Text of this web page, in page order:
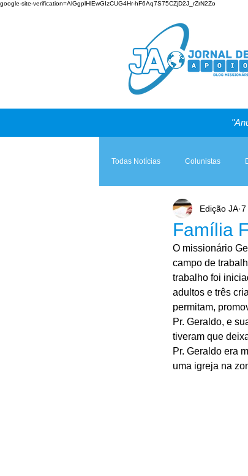
google-site-verification=AlGgplHlEwGIzCUG4Hr-hF6Aq7S75CZjD2J_rZrN2Zo
Todas Notícias Colunistas
Teologia & Prática A
Família
Edição JA 7
O missionário
campo de
trabalho foi
adultos e três
permitam,
Pr. Geraldo, e
tiveram que
Pr. Geraldo era
uma igreja na